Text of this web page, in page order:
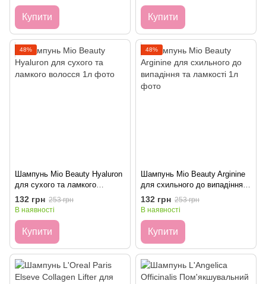
Купити Купити
48%
Шампунь Mio Beauty Hyaluron
для сухого та ламкого
волосся 1л
132 грн 253 грн
В наявності
Купити
48%
Шампунь Mio Beauty Arginine
для схильного до випадіння
та ламкості 1л
132 грн 253 грн
В наявності
Купити